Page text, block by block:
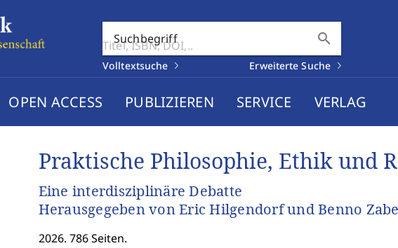
Suchbegriff search
Volltextsuche Erweiterte Suche
OPEN ACCESS PUBLIZIEREN SERVICE VERLAG
Praktische Philosophie, Ethik und
Eine interdisziplinäre Debatte
Herausgegeben von Eric Hilgendorf und Benno
2026. 786 Seiten.